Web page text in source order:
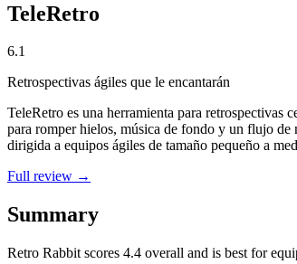
TeleRetro
6.1
Retrospectivas ágiles que le encantarán
TeleRetro es una herramienta para retrospectivas
para romper hielos, música de fondo y un flujo de
dirigida a equipos ágiles de tamaño pequeño a
Full review →
Summary
Retro Rabbit scores 4.4 overall and is best for